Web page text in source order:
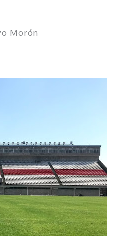
Morón